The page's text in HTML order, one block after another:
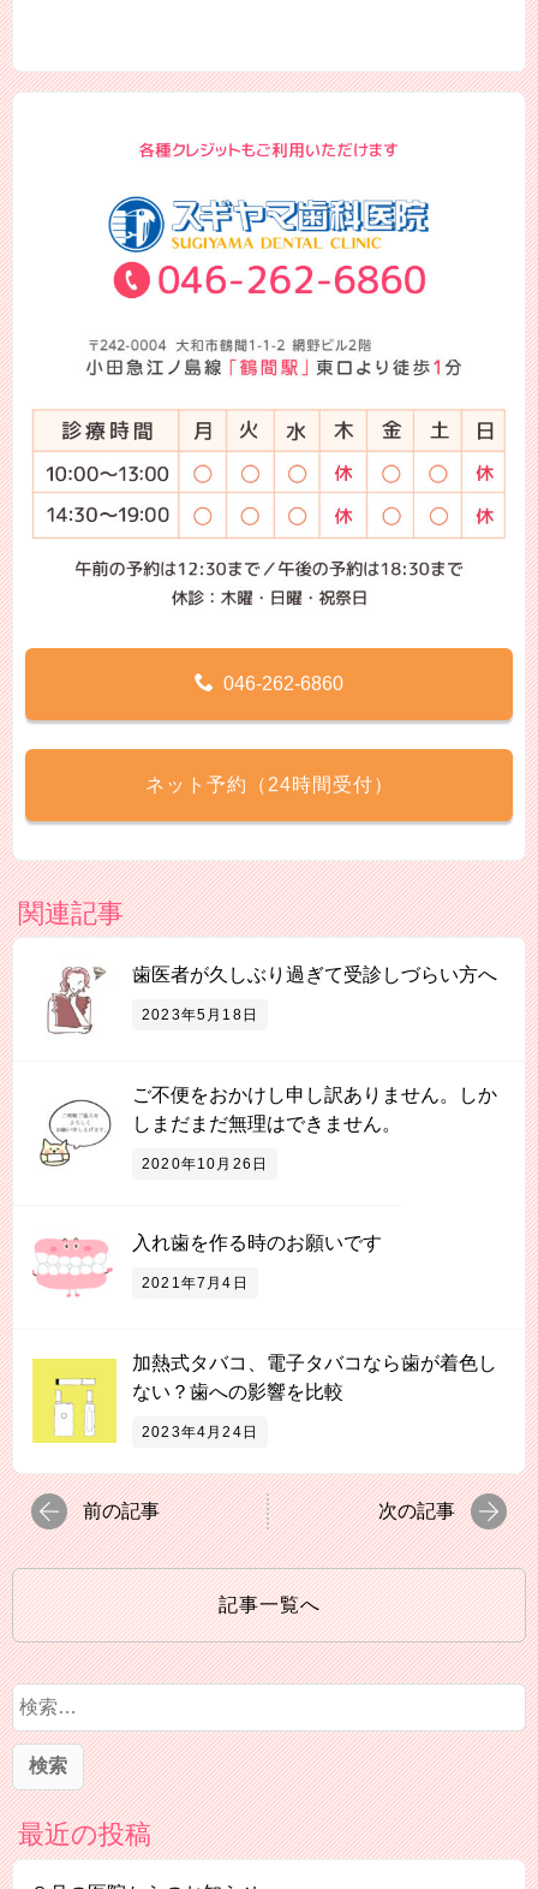
046-262-6860
ネット予約（24時間受付）
関連記事
歯医者が久しぶり過ぎて受診しづらい方へ
2023年5月18日
ご不便をおかけし申し訳ありません。しか
しまだまだ無理はできません。
2020年10月26日
入れ歯を作る時のお願いです
2021年7月4日
加熱式タバコ、電子タバコなら歯が着色し
ない？歯への影響を比較
2023年4月24日
前の記事 次の記事
記事一覧へ
検
索
最近の投稿